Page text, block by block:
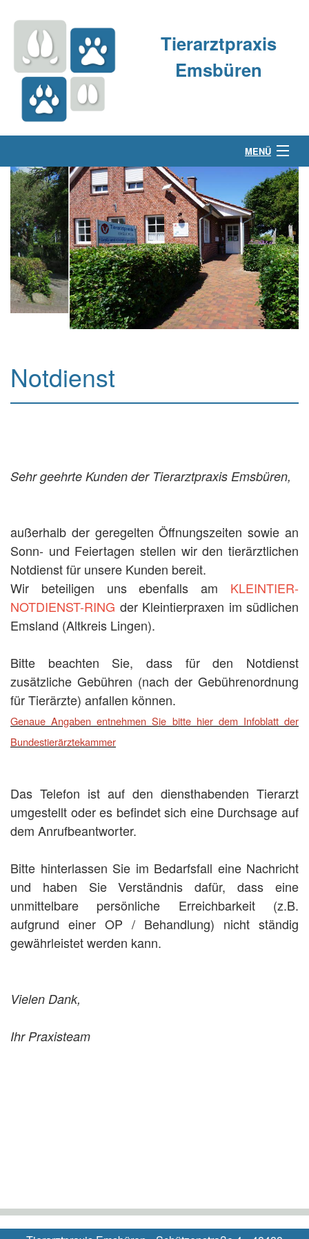
Tierarztpraxis
Emsbüren
MENÜ
Über uns
Kleintierpraxis
Großtierpraxis
Kontakt & Anfahrt
Notdienst
Sehr geehrte Kunden der Tierarztpraxis Emsbüren,
außerhalb der geregelten Öffnungszeiten sowie an
Sonn- und Feiertagen stellen wir den tierärztlichen
Notdienst für unsere Kunden bereit.
Wir beteiligen uns ebenfalls am KLEINTIER-
NOTDIENST-RING der Kleintierpraxen im südlichen
Emsland (Altkreis Lingen).
Bitte beachten Sie, dass für den Notdienst
zusätzliche Gebühren (nach der Gebührenordnung
für Tierärzte) anfallen können.
Genaue Angaben entnehmen Sie bitte hier dem Infoblatt der
Bundestierärztekammer
Das Telefon ist auf den diensthabenden Tierarzt
umgestellt oder es befindet sich eine Durchsage auf
dem Anrufbeantworter.
Bitte hinterlassen Sie im Bedarfsfall eine Nachricht
und haben Sie Verständnis dafür, dass eine
unmittelbare persönliche Erreichbarkeit (z.B.
aufgrund einer OP / Behandlung) nicht ständig
gewährleistet werden kann.
Vielen Dank,
Ihr Praxisteam